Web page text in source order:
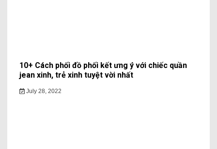
10+ Cách phối đồ phối kết ưng ý với chiếc quần
jean xinh, trẻ xinh tuyệt vời nhất
July 28, 2022